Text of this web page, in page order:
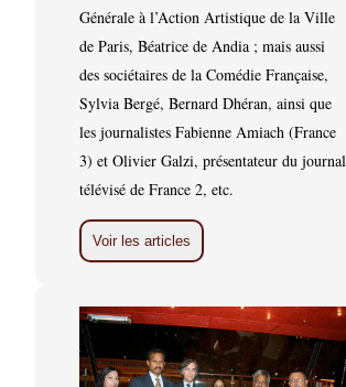
Générale à l’Action Artistique de la Ville
de Paris, Béatrice de Andia ; mais aussi
des sociétaires de la Comédie Française,
Sylvia Bergé, Bernard Dhéran, ainsi que
les journalistes Fabienne Amiach (France
3) et Olivier Galzi, présentateur du journal
télévisé de France 2, etc.
Voir les articles